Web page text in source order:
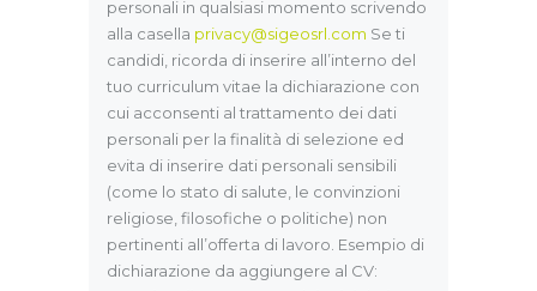
personali in qualsiasi momento scrivendo
alla casella privacy@sigeosrl.com Se ti
candidi, ricorda di inserire all’interno del
tuo curriculum vitae la dichiarazione con
cui acconsenti al trattamento dei dati
personali per la finalità di selezione ed
evita di inserire dati personali sensibili
(come lo stato di salute, le convinzioni
religiose, filosofiche o politiche) non
pertinenti all’offerta di lavoro. Esempio di
dichiarazione da aggiungere al CV: